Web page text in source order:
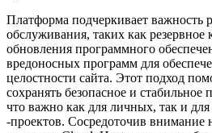
Платформа подчеркивает важность
обслуживания, таких как
обновления программного
вредоносных программ для
целостности сайта. Этот подход
сохранять безопасное и стабильное
что важно как для личных, так и
-проектов. Сосредоточив внимание